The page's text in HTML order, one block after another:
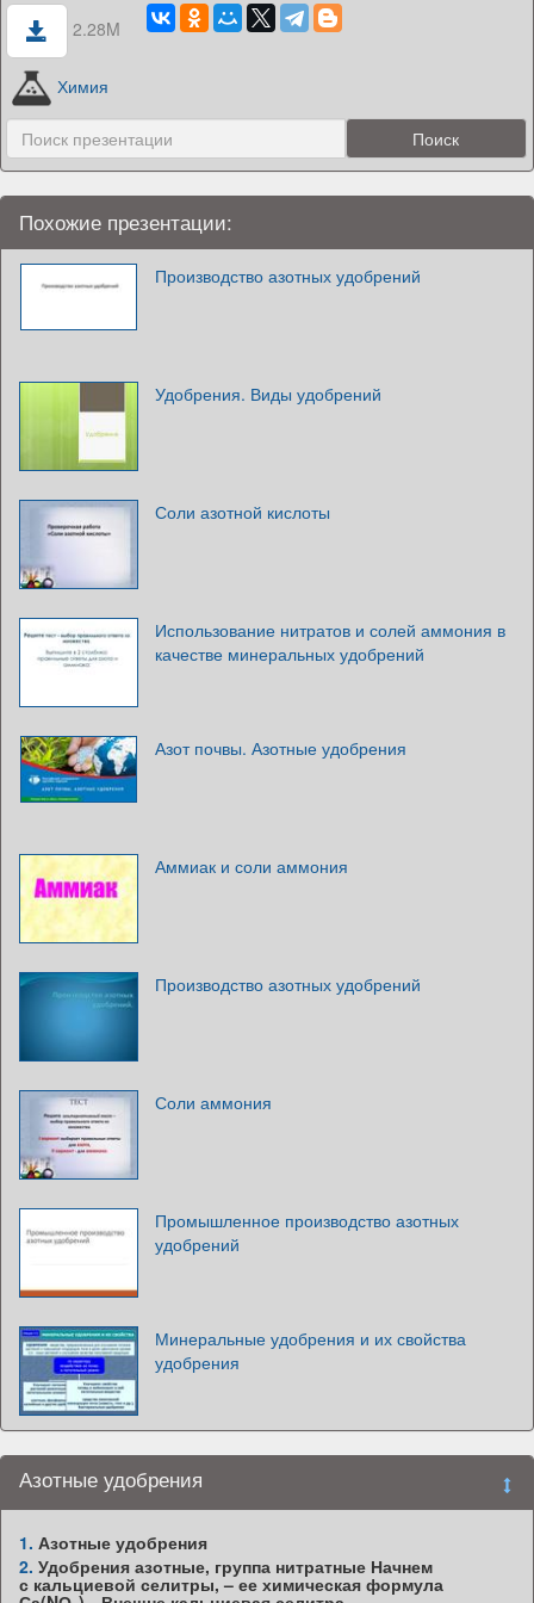
2.28M
Химия
Похожие презентации:
Производство азотных удобрений
Удобрения. Виды удобрений
Соли азотной кислоты
Использование нитратов и солей аммония в
качестве минеральных удобрений
Азот почвы. Азотные удобрения
Аммиак и соли аммония
Производство азотных удобрений
Соли аммония
Промышленное производство азотных
удобрений
Минеральные удобрения и их свойства
удобрения
Азотные удобрения
1. Азотные удобрения
2. Удобрения азотные, группа нитратные Начнем
с кальциевой селитры, – ее химическая формула